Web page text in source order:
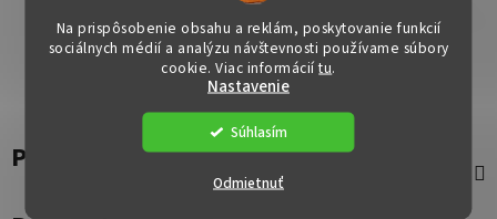
Na prispôsobenie obsahu a reklám, poskytovanie funkcií
sociálnych médií a analýzu návštevnosti používame súbory
cookie. Viac informáciítu.
Nastavenie
Odmietnuť
Súhlasím
Popis